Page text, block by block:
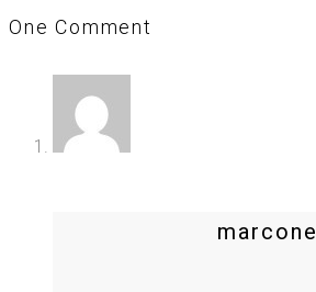
One Comment
marcone